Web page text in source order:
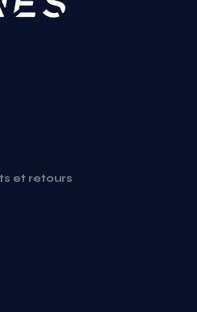
et retours